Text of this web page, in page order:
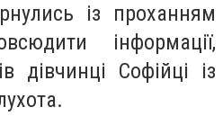
із проханням
інформації,
дівчинці Софійці із